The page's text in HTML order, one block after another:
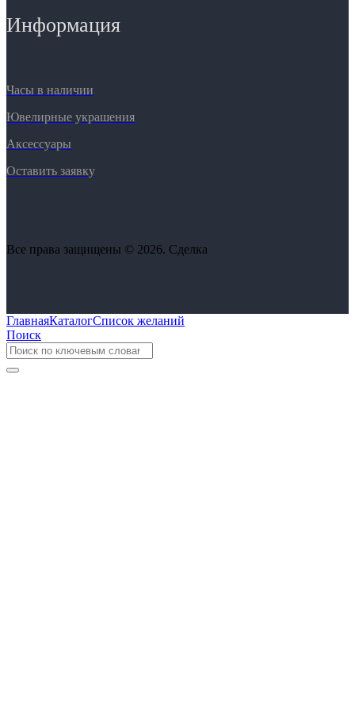
Информация
Часы в наличии
Ювелирные украшения
Аксессуары
Оставить заявку
Все права защищены © 2026. Сделка
ГлавнаяКаталогСписок желаний
Поиск